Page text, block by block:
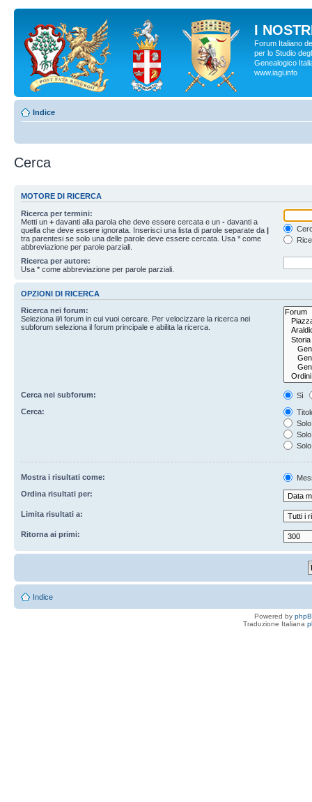
I
Forum Italiano
per lo Studio
Genealogico
www.iagi.info
Indice
Cerca
MOTORE DI RICERCA
Ricerca per termini:
Metti un + davanti alla parola che deve essere cercata e un - davanti a
quella che deve essere ignorata. Inserisci una lista di parole separate da |
tra parentesi se solo una delle parole deve essere cercata. Usa * come
abbreviazione per parole parziali.
Ricerca per autore:
Usa * come abbreviazione per parole parziali.
OPZIONI DI RICERCA
Ricerca nei forum:
Seleziona il/i forum in cui vuoi cercare. Per velocizzare la ricerca nei
subforum seleziona il forum principale e abilita la ricerca.
Cerca nei subforum:
Sì
Cerca:
Mostra i risultati come:
Ordina risultati per:
Limita risultati a:
Ritorna ai primi:
Indice
Powered by
Traduzione Italiana